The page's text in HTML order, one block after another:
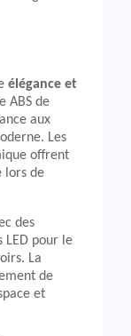
élégance et
ABS de
aux
Les
offrent
lors de
des
LED pour le
La
de
et